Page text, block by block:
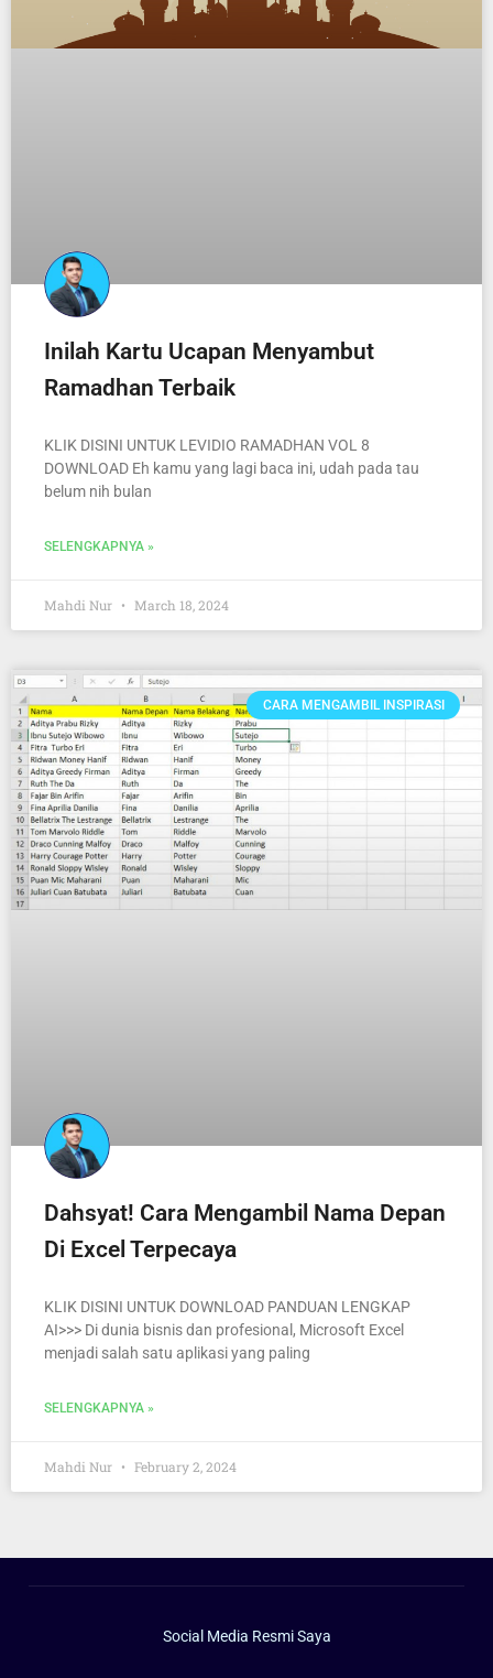
Inilah Kartu Ucapan Menyambut
Ramadhan Terbaik
KLIK DISINI UNTUK LEVIDIO RAMADHAN VOL 8
DOWNLOAD Eh kamu yang lagi baca ini, udah pada tau
belum nih bulan
SELENGKAPNYA »
Mahdi Nur March 18, 2024
CARA MENGAMBIL INSPIRASI
Dahsyat! Cara Mengambil Nama Depan
Di Excel Terpecaya
KLIK DISINI UNTUK DOWNLOAD PANDUAN LENGKAP
AI>>> Di dunia bisnis dan profesional, Microsoft Excel
menjadi salah satu aplikasi yang paling
SELENGKAPNYA »
Mahdi Nur February 2, 2024
Social Media Resmi Saya